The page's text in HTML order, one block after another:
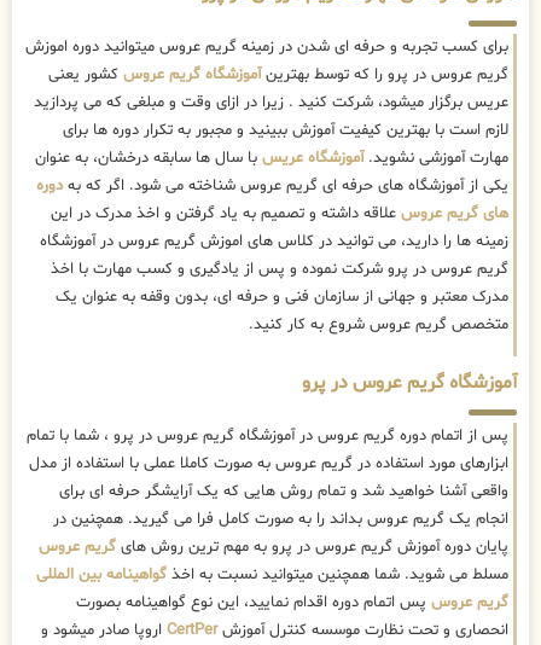
برای کسب تجربه و حرفه ای شدن در زمینه گریم عروس میتوانید دوره اموزش
گریم عروس در پرو را که توسط بهترینآموزشگاه گریم عروس کشور یعنی
عریس برگزار میشود، شرکت کنید . زیرا در ازای وقت و مبلغی که می پردازید
لازم است با بهترین کیفیت آموزش ببینید و مجبور به تکرار دوره ها برای
مهارت آموزشی نشوید.آموزشگاه عریس با سال ها سابقه درخشان، به عنوان
یکی از آموزشگاه های حرفه ای گریم عروس شناخته می شود. اگر که بهدوره
های گریم عروس علاقه داشته و تصمیم به یاد گرفتن و اخذ مدرک در این
زمینه ها را دارید، می توانید در کلاس های اموزش گریم عروس در آموزشگاه
گریم عروس در پرو شرکت نموده و پس از یادگیری و کسب مهارت با اخذ
مدرک معتبر و جهانی از سازمان فنی و حرفه ای، بدون وقفه به عنوان یک
متخصص گریم عروس شروع به کار کنید.
آموزشگاه گریم عروس در پرو
پس از اتمام دوره گریم عروس در آموزشگاه گریم عروس در پرو ، شما با تمام
ابزارهای مورد استفاده در گریم عروس به صورت کاملا عملی با استفاده از مدل
واقعی آشنا خواهید شد و تمام روش هایی که یک آرایشگر حرفه ای برای
انجام یک گریم عروس بداند را به صورت کامل فرا می گیرید. همچنین در
پایان دوره آموزش گریم عروس در پرو به مهم ترین روش های گریم عروس
مسلط می شوید. شما همچنین میتوانید نسبت به اخذ گواهینامه بین المللی
گریم عروس پس اتمام دوره اقدام نمایید، این نوع گواهینامه بصورت
انحصاری و تحت نظارت موسسه کنترل آموزشCertPer اروپا صادر میشود و